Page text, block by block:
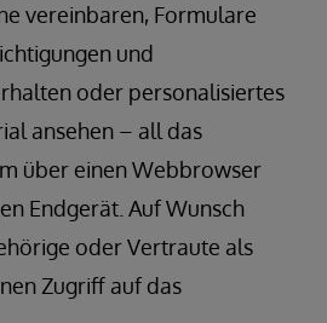
vereinbaren, Formulare
und
oder personalisiertes
ansehen – all das
über einen Webbrowser
Endgerät. Auf Wunsch
oder Vertraute als
Zugriff auf das